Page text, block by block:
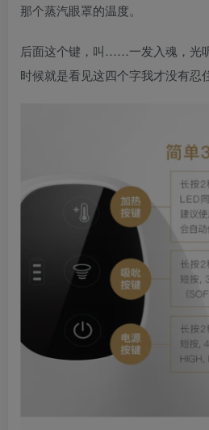
那个蒸汽眼罩的温度。
后面这个键，叫……一发入魂，光
时候就是看见这四个字我才没有忍